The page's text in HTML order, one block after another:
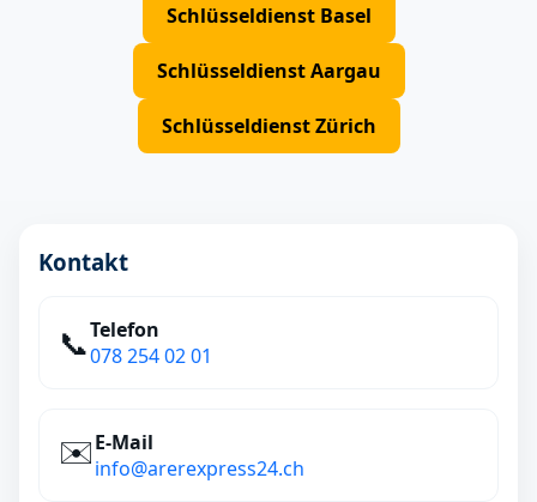
Schlüsseldienst Basel
Schlüsseldienst Aargau
Schlüsseldienst Zürich
Kontakt
📞Telefon
078 254 02 01
✉️E‑Mail
info@arerexpress24.ch